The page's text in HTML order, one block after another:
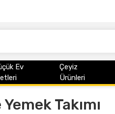
Ev
Çeyiz
Ürünleri
Takımı